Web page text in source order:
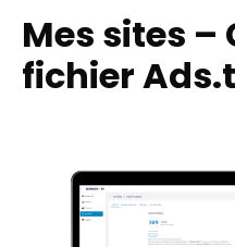
Mes sites –
fichier